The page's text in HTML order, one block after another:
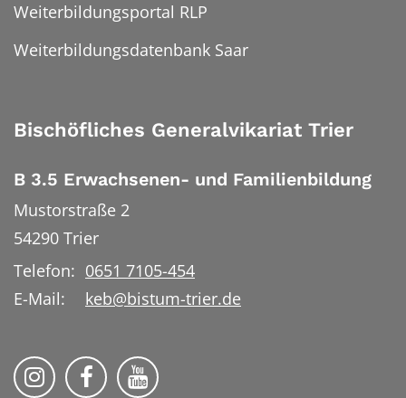
Weiterbildungsportal RLP
Weiterbildungsdatenbank Saar
Bischöfliches Generalvikariat Trier
B 3.5 Erwachsenen- und Familienbildung
Mustorstraße 2
54290 Trier
Telefon: 0651 7105-454
E-Mail:
keb@bistum-trier.de
KEB Bildung Leben auf Instagram
KEB Bildung Leben auf Facebook
KEB Bildung Leben auf